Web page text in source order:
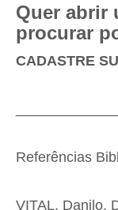
Quer abrir
procurar
CADASTRE
Referências
VITAL, Danilo.